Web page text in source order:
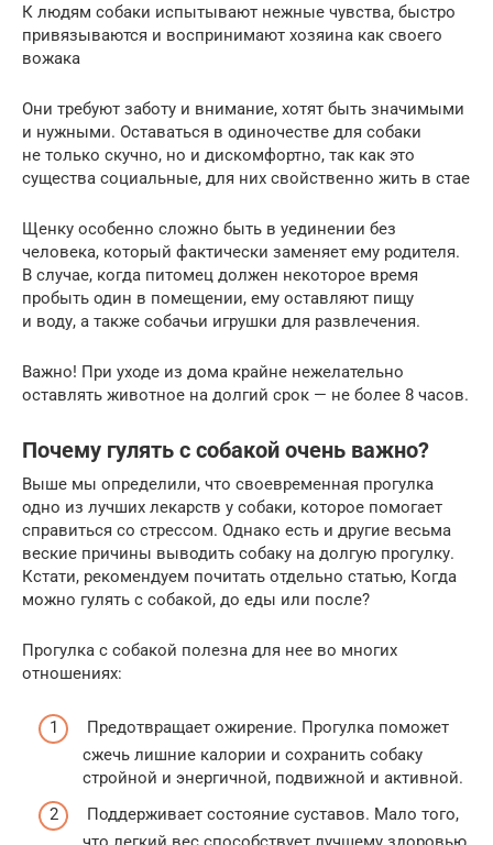
К людям собаки испытывают нежные чувства, быстро
привязываются и воспринимают хозяина как своего
вожака
Они требуют заботу и внимание, хотят быть значимыми
и нужными. Оставаться в одиночестве для собаки
не только скучно, но и дискомфортно, так как это
существа социальные, для них свойственно жить в стае
Щенку особенно сложно быть в уединении без
человека, который фактически заменяет ему родителя.
В случае, когда питомец должен некоторое время
пробыть один в помещении, ему оставляют пищу
и воду, а также собачьи игрушки для развлечения.
Важно! При уходе из дома крайне нежелательно
оставлять животное на долгий срок — не более 8 часов.
Почему гулять с собакой очень важно?
Выше мы определили, что своевременная прогулка
одно из лучших лекарств у собаки, которое помогает
справиться со стрессом. Однако есть и другие весьма
веские причины выводить собаку на долгую прогулку.
Кстати, рекомендуем почитать отдельно статью, Когда
можно гулять с собакой, до еды или после?
Прогулка с собакой полезна для нее во многих
отношениях:
Предотвращает ожирение. Прогулка поможет
сжечь лишние калории и сохранить собаку
стройной и энергичной, подвижной и активной.
Поддерживает состояние суставов. Мало того,